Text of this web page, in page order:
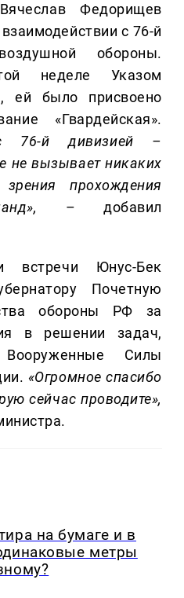
Федорищев
с 76-й
обороны.
неделе Указом
ей было присвоено
«Гвардейская».
с 76-й дивизией –
не вызывает никаких
прохождения
– добавил
встречи Юнус-Бек
Почетную
обороны РФ за
в решении задач,
Силы
«Огромное спасибо
сейчас проводите»,
на бумаге и в
метры